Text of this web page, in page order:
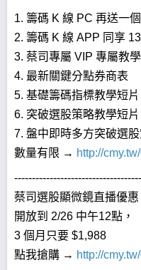
1. 籌碼 K 線 PC 再送一
2. 籌碼 K 線 APP 同享
3. 蔡司專屬 VIP 專屬教
4. 最新關鍵分點券商表
5. 基礎籌碼指標教學短片
6. 突破選股策略教學短片
7. 盤中即時多方突破選
數量有限 → http://
蔡司選股顯微鏡直播優惠
開放到 2/26 中午12點，
3 個月只要 $1,988
點我搶購 → http://